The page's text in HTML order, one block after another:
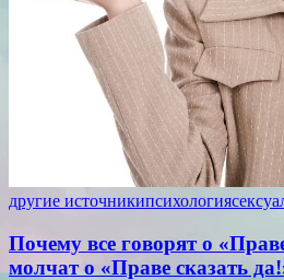
другие источникипсихология
Почему все говорят о
молчат о «Праве сказать